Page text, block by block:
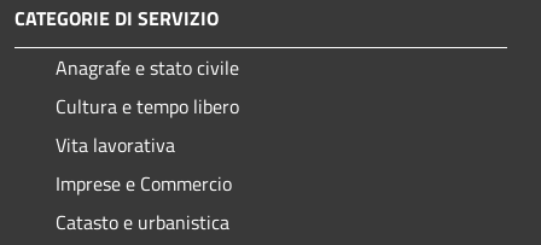
CATEGORIE DI SERVIZIO
Anagrafe e stato civile
Cultura e tempo libero
Vita lavorativa
Imprese e Commercio
Catasto e urbanistica